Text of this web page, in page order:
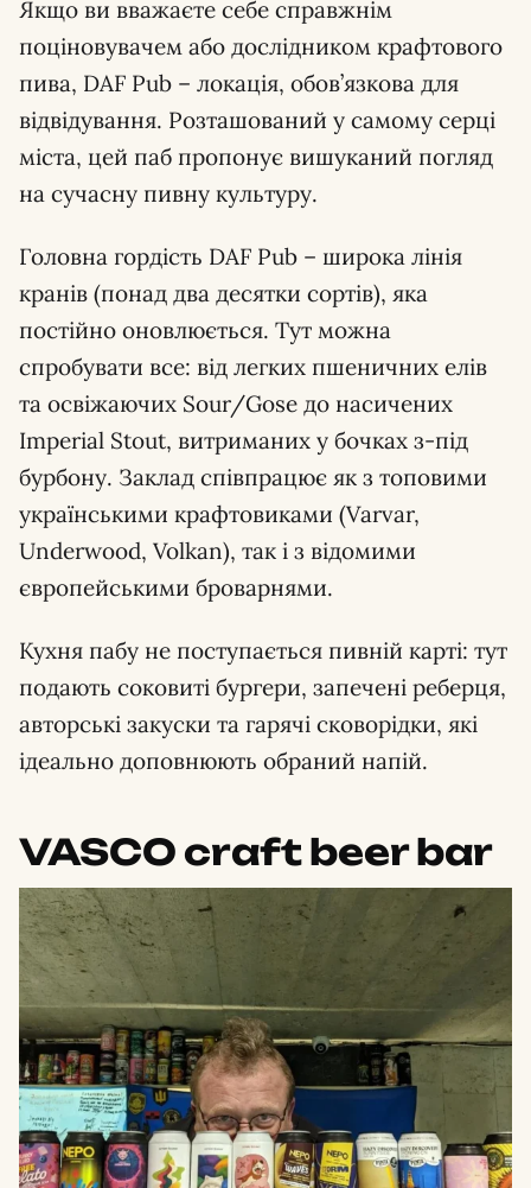
Якщо ви вважаєте себе справжнім
поціновувачем або дослідником крафтового
пива, DAF Pub – локація, обов’язкова для
відвідування. Розташований у самому серці
міста, цей паб пропонує вишуканий погляд
на сучасну пивну культуру.
Головна гордість DAF Pub – широка лінія
кранів (понад два десятки сортів), яка
постійно оновлюється. Тут можна
спробувати все: від легких пшеничних елів
та освіжаючих Sour/Gose до насичених
Imperial Stout, витриманих у бочках з-під
бурбону. Заклад співпрацює як з топовими
українськими крафтовиками (Varvar,
Underwood, Volkan), так і з відомими
європейськими броварнями.
Кухня пабу не поступається пивній карті: тут
подають соковиті бургери, запечені реберця,
авторські закуски та гарячі сковорідки, які
ідеально доповнюють обраний напій.
VASCO craft beer bar